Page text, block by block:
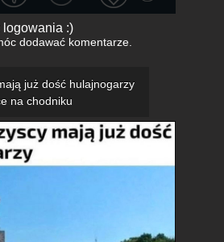
logowania :)
dodawać komentarze.
już dość hulajnogarzy
na chodniku